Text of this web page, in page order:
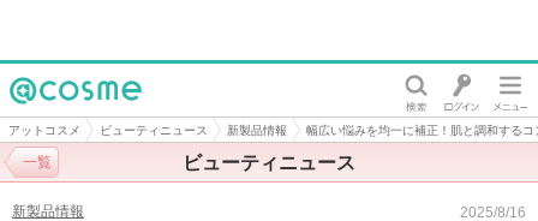
@cosme
アットコスメ ビューティニュース 新製品情報 幅広い悩みを均一に補正！肌と調和する
ビューティニュース
一覧
新製品情報 2025/8/16